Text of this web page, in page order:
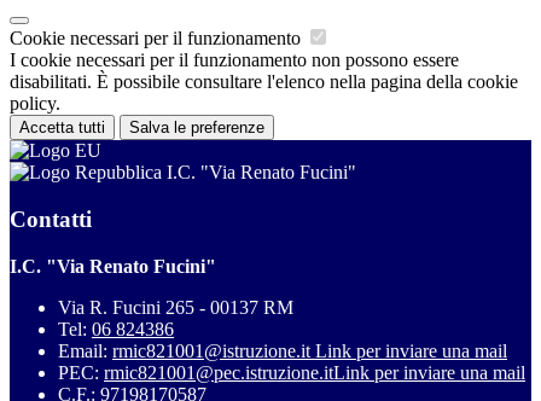
Cookie necessari per il funzionamento
I cookie necessari per il funzionamento non possono essere
disabilitati. È possibile consultare l'elenco nella pagina della cookie
policy.
Accetta tutti Salva le preferenze
I.C. "Via Renato Fucini"
Contatti
I.C. "Via Renato Fucini"
Via R. Fucini 265 - 00137 RM
Tel: 06 824386
Email: rmic821001@istruzione.it Link per inviare una mail
PEC: rmic821001@pec.istruzione.itLink per inviare una mail
C.F.: 97198170587